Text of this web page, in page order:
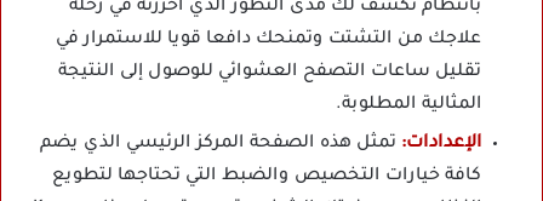
بانتظام تكشف لك مدى التطور الذي أحرزته في رحلة
علاجك من التشتت وتمنحك دافعا قويا للاستمرار في
تقليل ساعات التصفح العشوائي للوصول إلى النتيجة
المثالية المطلوبة.
الإعدادات: تمثل هذه الصفحة المركز الرئيسي الذي يضم
كافة خيارات التخصيص والضبط التي تحتاجها لتطويع